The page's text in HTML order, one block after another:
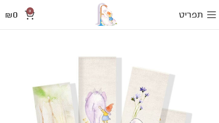
תפריט 0
₪0